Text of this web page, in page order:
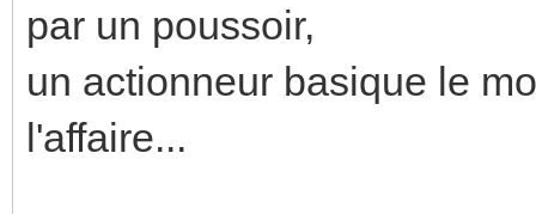
par un poussoir,
un actionneur basique le
l'affaire...